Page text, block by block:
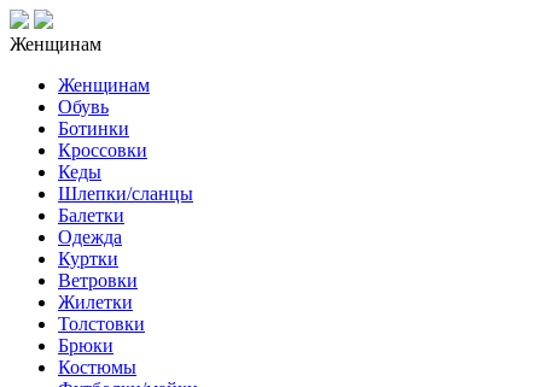
Женщинам
Женщинам
Обувь
Ботинки
Кроссовки
Кеды
Шлепки/сланцы
Балетки
Одежда
Куртки
Ветровки
Жилетки
Толстовки
Брюки
Костюмы